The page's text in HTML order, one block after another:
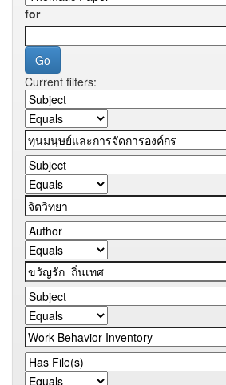
for
Current filters: